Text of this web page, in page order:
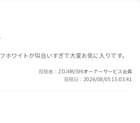
ホワイトが似合いすぎで大変お気に入りです。
投稿者
ZOJIRUSHIオーナーサービス会員
投稿日
2026/08/05 15:03:41